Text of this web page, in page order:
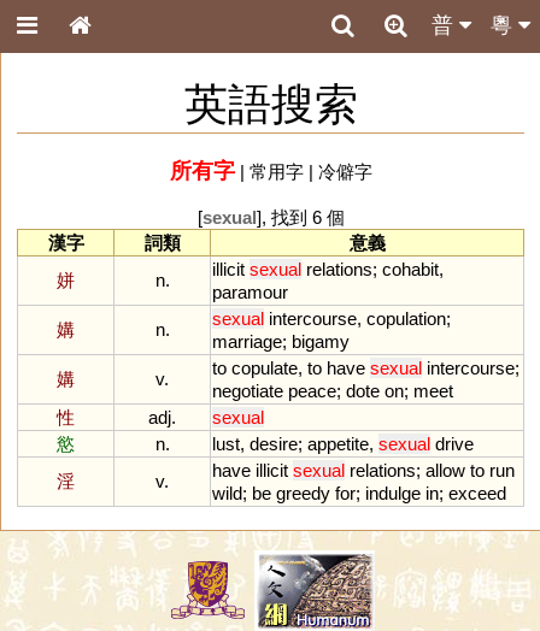
粵
普
英語搜索
所有字| 常用字| 冷僻字
[sexual], 找到 6 個
漢字
詞類
意義
姘
n.
illicit sexual relations; cohabit,
paramour
媾
n.
sexual intercourse, copulation;
marriage; bigamy
媾
v.
to copulate, to have sexual intercourse;
negotiate peace; dote on; meet
性
adj.
sexual
慾
n. lust, desire; appetite, sexual drive
淫
v.
have illicit sexual relations; allow to run
wild; be greedy for; indulge in; exceed